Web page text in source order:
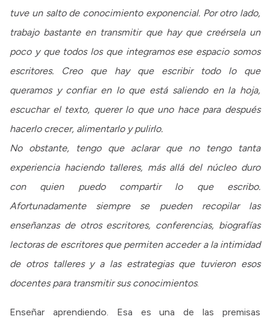
tuve un salto de conocimiento exponencial. Por otro lado,
trabajo bastante en transmitir que hay que creérsela un
poco y que todos los que integramos ese espacio somos
escritores. Creo que hay que escribir todo lo que
queramos y confiar en lo que está saliendo en la hoja,
escuchar el texto, querer lo que uno hace para después
hacerlo crecer, alimentarlo y pulirlo.
No obstante, tengo que aclarar que no tengo tanta
experiencia haciendo talleres, más allá del núcleo duro
con quien puedo compartir lo que escribo.
Afortunadamente siempre se pueden recopilar las
enseñanzas de otros escritores, conferencias, biografías
lectoras de escritores que permiten acceder a la intimidad
de otros talleres y a las estrategias que tuvieron esos
docentes para transmitir sus conocimientos.
Enseñar aprendiendo. Esa es una de las premisas